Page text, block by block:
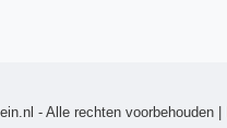
- Alle rechten voorbehouden |